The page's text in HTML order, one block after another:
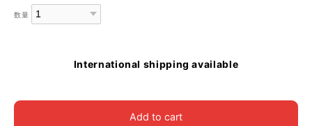
数量
International shipping available
Add to cart